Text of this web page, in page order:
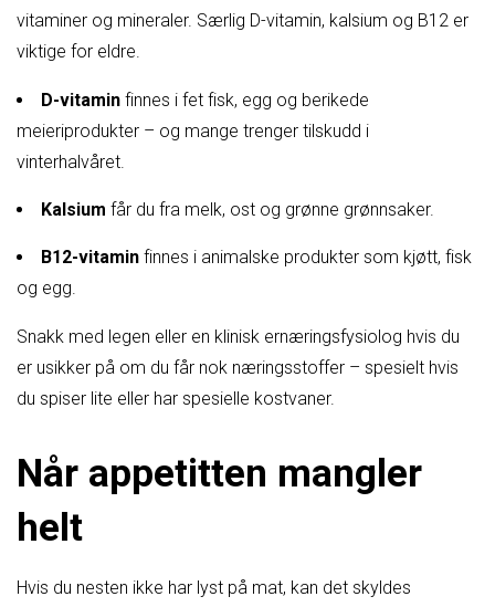
vitaminer og mineraler. Særlig D-vitamin, kalsium og B12 er
viktige for eldre.
D-vitamin finnes i fet fisk, egg og berikede
meieriprodukter – og mange trenger tilskudd i
vinterhalvåret.
Kalsium får du fra melk, ost og grønne grønnsaker.
B12-vitamin finnes i animalske produkter som kjøtt, fisk
og egg.
Snakk med legen eller en klinisk ernæringsfysiolog hvis du
er usikker på om du får nok næringsstoffer – spesielt hvis
du spiser lite eller har spesielle kostvaner.
Når appetitten mangler
helt
Hvis du nesten ikke har lyst på mat, kan det skyldes